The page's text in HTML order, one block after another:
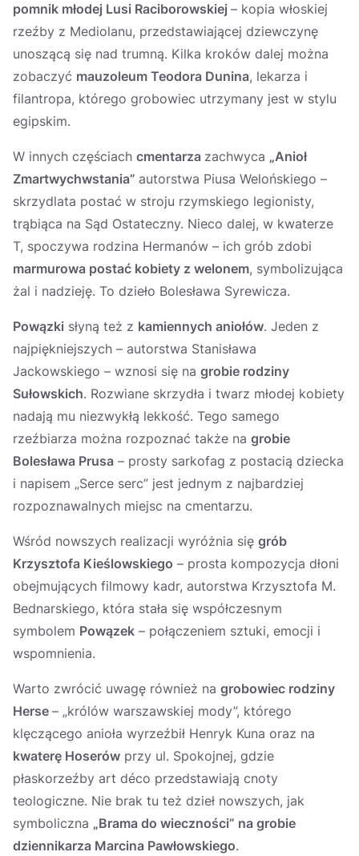
pomnik młodej Lusi Raciborowskiej – kopia włoskiej
rzeźby z Mediolanu, przedstawiającej dziewczynę
unoszącą się nad trumną. Kilka kroków dalej można
zobaczyć mauzoleum Teodora Dunina, lekarza i
filantropa, którego grobowiec utrzymany jest w stylu
egipskim.
W innych częściach cmentarza zachwyca „Anioł
Zmartwychwstania” autorstwa Piusa Welońskiego –
skrzydlata postać w stroju rzymskiego legionisty,
trąbiąca na Sąd Ostateczny. Nieco dalej, w kwaterze
T, spoczywa rodzina Hermanów – ich grób zdobi
marmurowa postać kobiety z welonem, symbolizująca
żal i nadzieję. To dzieło Bolesława Syrewicza.
Powązki słyną też z kamiennych aniołów. Jeden z
najpiękniejszych – autorstwa Stanisława
Jackowskiego – wznosi się na grobie rodziny
Sułowskich. Rozwiane skrzydła i twarz młodej kobiety
nadają mu niezwykłą lekkość. Tego samego
rzeźbiarza można rozpoznać także na grobie
Bolesława Prusa – prosty sarkofag z postacią dziecka
i napisem „Serce serc” jest jednym z najbardziej
rozpoznawalnych miejsc na cmentarzu.
Wśród nowszych realizacji wyróżnia się grób
Krzysztofa Kieślowskiego – prosta kompozycja dłoni
obejmujących filmowy kadr, autorstwa Krzysztofa M.
Bednarskiego, która stała się współczesnym
symbolem Powązek – połączeniem sztuki, emocji i
wspomnienia.
Warto zwrócić uwagę również na grobowiec rodziny
Herse – „królów warszawskiej mody”, którego
klęczącego anioła wyrzeźbił Henryk Kuna oraz na
kwaterę Hoserów przy ul. Spokojnej, gdzie
płaskorzeźby art déco przedstawiają cnoty
teologiczne. Nie brak tu też dzieł nowszych, jak
symboliczna „Brama do wieczności” na grobie
dziennikarza Marcina Pawłowskiego.